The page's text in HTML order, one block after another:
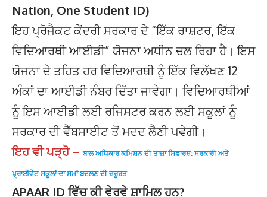
Nation, One Student ID)
ਇਹ ਪ੍ਰੋਜੈਕਟ ਕੇਂਦਰੀ ਸਰਕਾਰ ਦੇ “ਇੱਕ ਰਾਸ਼ਟਰ, ਇੱਕ
ਵਿਦਿਆਰਥੀ ਆਈਡੀ” ਯੋਜਨਾ ਅਧੀਨ ਚਲ ਰਿਹਾ ਹੈ। ਇਸ
ਯੋਜਨਾ ਦੇ ਤਹਿਤ ਹਰ ਵਿਦਿਆਰਥੀ ਨੂੰ ਇੱਕ ਵਿਲੱਖਣ 12
ਅੰਕਾਂ ਦਾ ਆਈਡੀ ਨੰਬਰ ਦਿੱਤਾ ਜਾਵੇਗਾ। ਵਿਦਿਆਰਥੀਆਂ
ਨੂੰ ਇਸ ਆਈਡੀ ਲਈ ਰਜਿਸਟਰ ਕਰਨ ਲਈ ਸਕੂਲਾਂ ਨੂੰ
ਸਰਕਾਰ ਦੀ ਵੈੱਬਸਾਈਟ ਤੋਂ ਮਦਦ ਲੈਣੀ ਪਵੇਗੀ।
ਇਹ ਵੀ ਪੜ੍ਹੋ – ਬਾਲ ਅਧਿਕਾਰ ਕਮਿਸ਼ਨ ਦੀ ਤਾਜ਼ਾ ਸਿਫਾਰਸ਼: ਸਰਕਾਰੀ ਅਤੇ
ਪ੍ਰਾਈਵੇਟ ਸਕੂਲਾਂ ਦਾ ਸਮਾਂ ਬਦਲਣ ਦੀ ਜ਼ਰੂਰਤ
APAAR ID ਵਿੱਚ ਕੀ ਵੇਰਵੇ ਸ਼ਾਮਿਲ ਹਨ?